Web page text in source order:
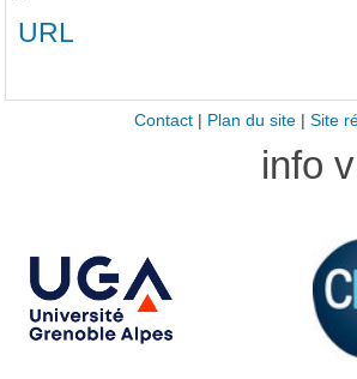
URL
Contact| Plan du site| Site
info